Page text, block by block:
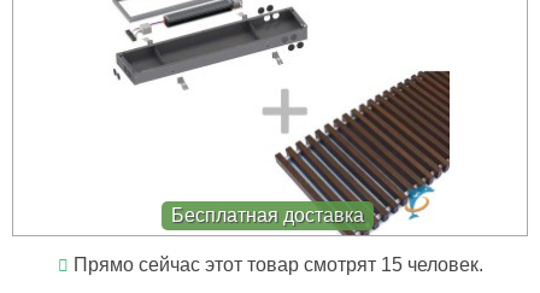
Бесплатная доставка
Прямо сейчас этот товар смотрят 15 человек.